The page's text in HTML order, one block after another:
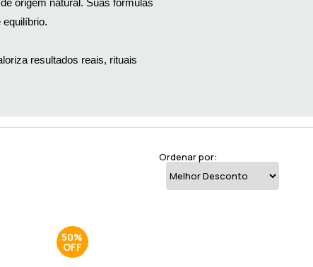
origem natural. Suas fórmulas
resultados reais, rituais
Ordenar por:
50%